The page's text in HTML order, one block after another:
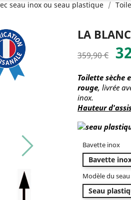
seau inox ou seau plastique
LA
359,90 €
Toilette sèche
rouge, livrée
inox.
Hauteur
Bavette inox
Bavette
Modèle du seau
Seau